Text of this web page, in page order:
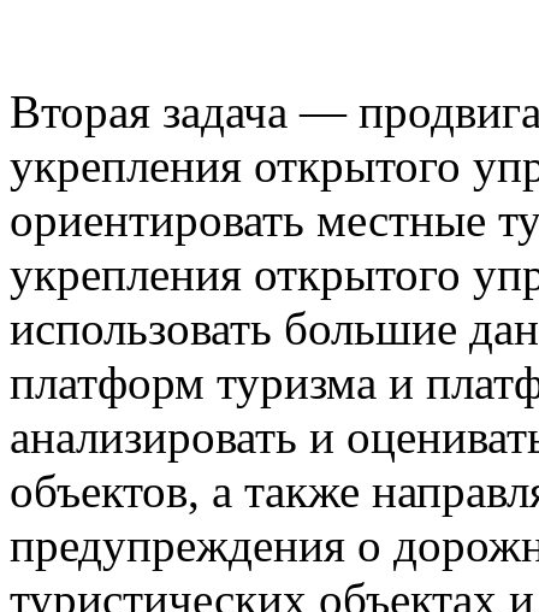
Вторая задача —
укрепления открытого
ориентировать местные
укрепления открытого
использовать большие
платформ туризма и
анализировать и
объектов, а также
предупреждения о
туристических объектах